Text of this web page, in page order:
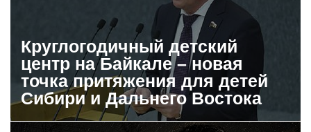
Круглогодичный детский
центр на Байкале – новая
точка притяжения для детей
Сибири и Дальнего Востока